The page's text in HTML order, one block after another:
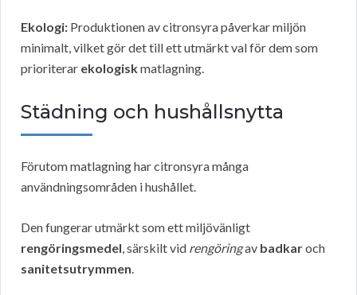
Ekologi: Produktionen av citronsyra påverkar miljön
minimalt, vilket gör det till ett utmärkt val för dem som
prioriterar ekologiskmatlagning.
Städning och hushållsnytta
Förutom matlagning har citronsyra många
användningsområden i hushållet.
Den fungerar utmärkt som ett miljövänligt
rengöringsmedel, särskilt vid rengöringav badkaroch
sanitetsutrymmen.